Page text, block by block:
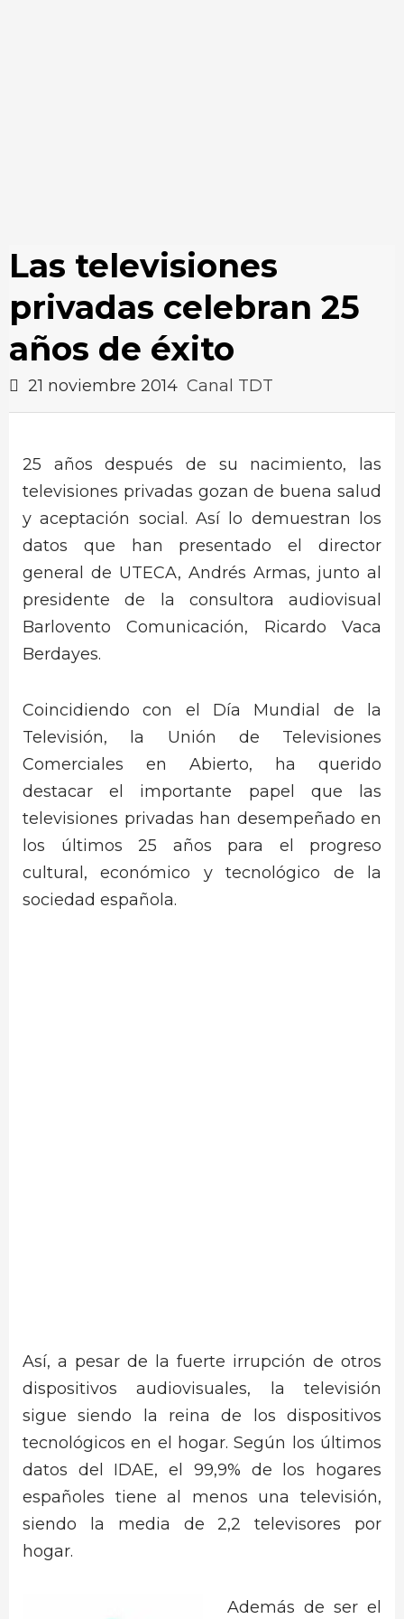
Las televisiones
privadas celebran 25
años de éxito
21 noviembre 2014 Canal TDT
25 años después de su nacimiento, las
televisiones privadas gozan de buena salud
y aceptación social. Así lo demuestran los
datos que han presentado el director
general de UTECA, Andrés Armas, junto al
presidente de la consultora audiovisual
Barlovento Comunicación, Ricardo Vaca
Berdayes.
Coincidiendo con el Día Mundial de la
Televisión, la Unión de Televisiones
Comerciales en Abierto, ha querido
destacar el importante papel que las
televisiones privadas han desempeñado en
los últimos 25 años para el progreso
cultural, económico y tecnológico de la
sociedad española.
Así, a pesar de la fuerte irrupción de otros
dispositivos audiovisuales, la televisión
sigue siendo la reina de los dispositivos
tecnológicos en el hogar. Según los últimos
datos del IDAE, el 99,9% de los hogares
españoles tiene al menos una televisión,
siendo la media de 2,2 televisores por
hogar.
Además de ser el